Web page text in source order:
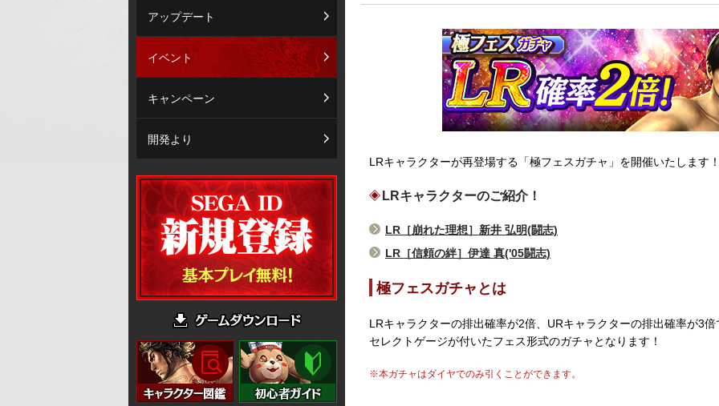
LRキャラクターが再登場する「極フェスガチャ」を開催いたします
LRキャラクターのご紹介！
LR［崩れた理想］新井 弘明(闘志)
LR［信頼の絆］伊達 真('05闘志)
極フェスガチャとは
LRキャラクターの排出確率が2倍、URキャラクターの排出確率が3倍
セレクトゲージが付いたフェス形式のガチャとなります！
※本ガチャはダイヤでのみ引くことができます。
アップデート
イベント
キャンペーン
開発より